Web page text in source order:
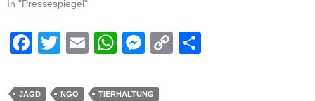
In "Pressespiegel"
F
c
T
tt
E
ail
W
at
M
ss
C
JAGD NGO TIERHALTUNG